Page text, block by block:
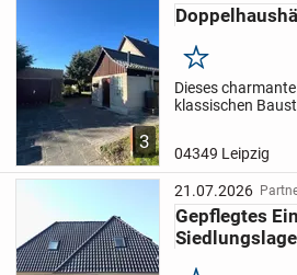
3
Merken
Dieses
klassischen
04349 Leipzig
21.07.2026
Gepflegtes